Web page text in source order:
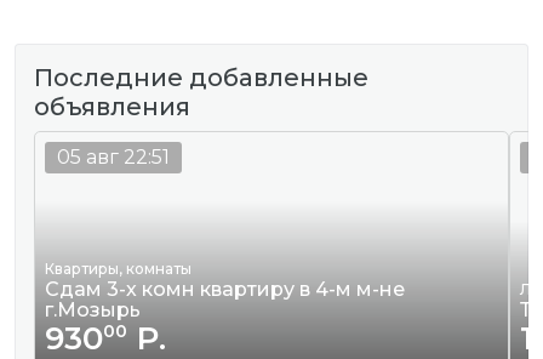
Последние добавленные
объявления
Квартиры, комнаты
Сдам 3-х комн квартиру в 4-м м-не
г.Мозырь
93000 Р.
05 авг 22:51